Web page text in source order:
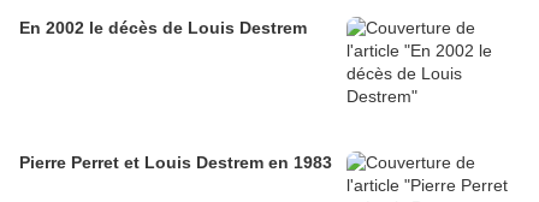
En 2002 le décès de Louis Destrem
Pierre Perret et Louis Destrem en 1983